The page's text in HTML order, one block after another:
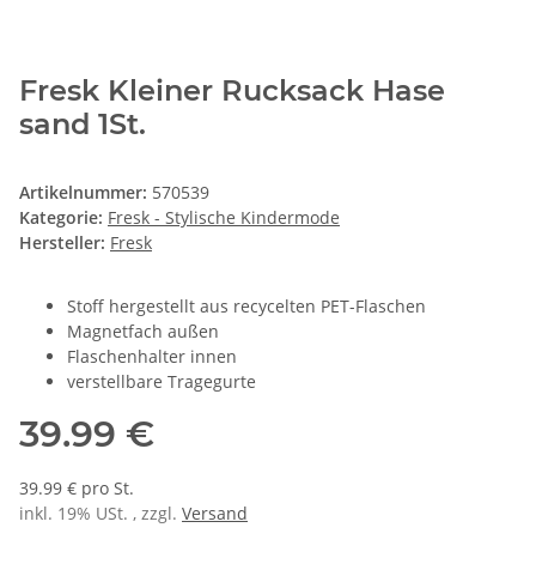
Fresk Kleiner Rucksack Hase
sand 1St.
Artikelnummer: 570539
Kategorie: Fresk - Stylische Kindermode
Hersteller: Fresk
Stoff hergestellt aus recycelten PET-Flaschen
Magnetfach außen
Flaschenhalter innen
verstellbare Tragegurte
39.99 €
39.99 € pro St.
inkl. 19% USt. , zzgl. Versand